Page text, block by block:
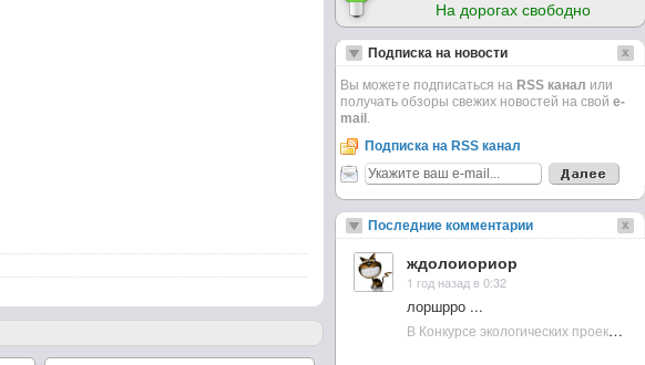
На дорогах свободно
Подписка на новости
Вы можете подписаться на RSS канал или
получать обзоры свежих новостей на свой e-
mail .
Подписка на RSS канал
Последние комментарии
ждолоиориор
1 год назад в 0:32
лоршрро ...
В Конкурсе экологических проектов в Подмосковье активно участвовала молодежь :: NewsRbk.ru...